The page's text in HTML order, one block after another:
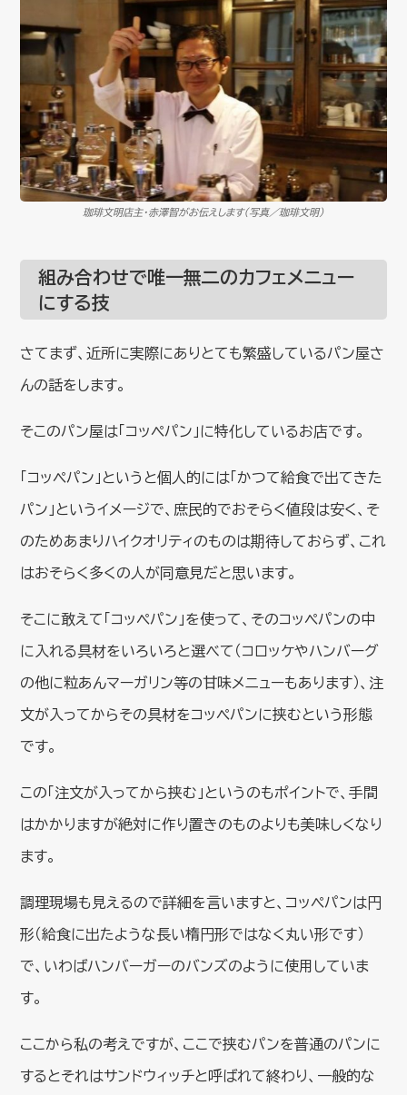
珈琲文明店主・赤澤智がお伝えします（写真／珈琲文明）
組み合わせで唯一無二のカフェメニュー
にする技
さてまず、近所に実際にありとても繁盛しているパン屋さ
んの話をします。
そこのパン屋は「コッペパン」に特化しているお店です。
「コッペパン」というと個人的には「かつて給食で出てきた
パン」というイメージで、庶民的でおそらく値段は安く、そ
のためあまりハイクオリティのものは期待しておらず、これ
はおそらく多くの人が同意見だと思います。
そこに敢えて「コッペパン」を使って、そのコッペパンの中
に入れる具材をいろいろと選べて（コロッケやハンバーグ
の他に粒あんマーガリン等の甘味メニューもあります）、注
文が入ってからその具材をコッペパンに挟むという形態
です。
この「注文が入ってから挟む」というのもポイントで、手間
はかかりますが絶対に作り置きのものよりも美味しくなり
ます。
調理現場も見えるので詳細を言いますと、コッペパンは円
形（給食に出たような長い楕円形ではなく丸い形です）
で、いわばハンバーガーのバンズのように使用していま
す。
ここから私の考えですが、ここで挟むパンを普通のパンに
するとそれはサンドウィッチと呼ばれて終わり、一般的な